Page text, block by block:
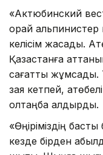
«Актюбинский
орай
келісім жасады.
Қазақстанға
сағатты жұмсады.
зая кетпей,
қолтаңба қалдырды.
«Өңіріміздің
кезде бірден